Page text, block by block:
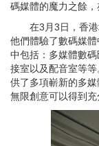
碼媒體的魔力之餘，
在3月3日，香港
他們體驗了數碼媒
中包括：多媒體數
接室以及配音室等
供了多項嶄新的多
無限創意可以得到充